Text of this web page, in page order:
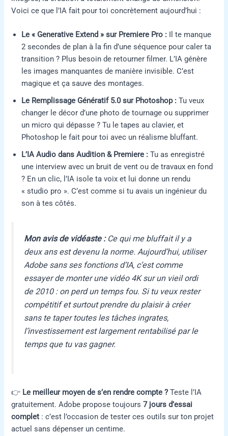
Voici ce que l’IA fait pour toi concrètement aujourd’hui :
Le « Generative Extend » sur Premiere Pro : Il te manque
2 secondes de plan à la fin d’une séquence pour caler ta
transition ? Plus besoin de retourner filmer. L’IA génère
les images manquantes de manière invisible. C’est
magique et ça sauve des montages.
Le Remplissage Génératif 5.0 sur Photoshop : Tu veux
changer le décor d’une photo de tournage ou supprimer
un micro qui dépasse ? Tu le tapes au clavier, et
Photoshop le fait pour toi avec un réalisme bluffant.
L’IA Audio dans Audition & Premiere : Tu as enregistré
une interview avec un bruit de vent ou de travaux en fond
? En un clic, l’IA isole ta voix et lui donne un rendu
« studio pro ». C’est comme si tu avais un ingénieur du
son à tes côtés.
Mon avis de vidéaste :Ce qui me bluffait il y a
deux ans est devenu la norme. Aujourd’hui, utiliser
Adobe sans ses fonctions d’IA, c’est comme
essayer de monter une vidéo 4K sur un vieil ordi
de 2010 : on perd un temps fou. Si tu veux rester
compétitif et surtout prendre du plaisir à créer
sans te taper toutes les tâches ingrates,
l’investissement est largement rentabilisé par le
temps que tu vas gagner.
👉 Le meilleur moyen de s’en rendre compte ? Teste l’IA
gratuitement. Adobe propose toujours7 jours d’essai
complet : c’est l’occasion de tester ces outils sur ton projet
actuel sans dépenser un centime.